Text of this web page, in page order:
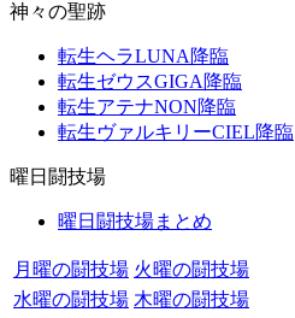
神々の聖跡
転生ヘラLUNA降臨
転生ゼウスGIGA降臨
転生アテナNON降臨
転生ヴァルキリーCIEL降臨
曜日闘技場
曜日闘技場まとめ
月曜の闘技場 火曜の闘技場
水曜の闘技場 木曜の闘技場